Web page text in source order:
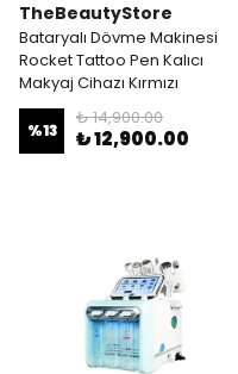
TheBeautyStore
Bataryalı Dövme Makinesi
Rocket Tattoo Pen Kalıcı
Makyaj Cihazı Kırmızı
%13
₺ 14,900.00
₺ 12,900.00